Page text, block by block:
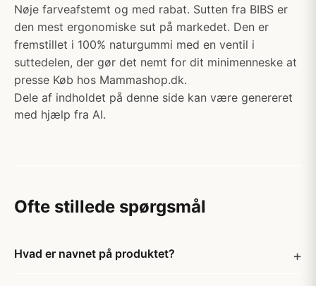
Nøje farveafstemt og med rabat. Sutten fra BIBS er
den mest ergonomiske sut på markedet. Den er
fremstillet i 100% naturgummi med en ventil i
suttedelen, der gør det nemt for dit minimenneske at
presse Køb hos Mammashop.dk.
Dele af indholdet på denne side kan være genereret
med hjælp fra AI.
Ofte stillede spørgsmål
Hvad er navnet på produktet?